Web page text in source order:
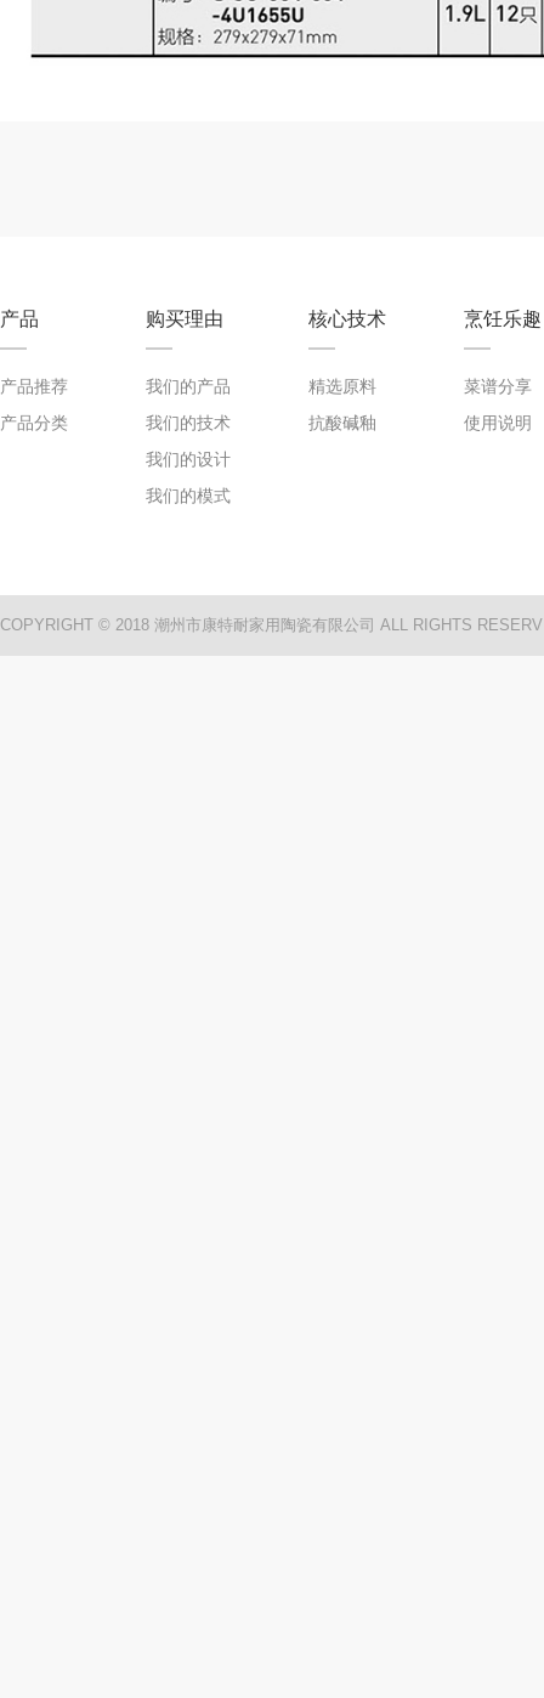
产品
产品推荐
产品分类
购买理由
我们的产品
我们的技术
我们的设计
我们的模式
核心技术
精选原料
抗酸碱釉
烹饪乐趣
菜谱分享
使用说明
COPYRIGHT © 2018 潮州市康特耐家用陶瓷有限公司 ALL RIGHTS